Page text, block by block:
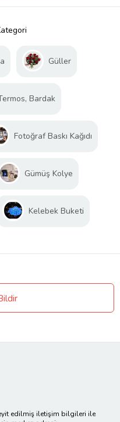
Güller
Bardak
Fotoğraf Baskı Kağıdı
Gümüş Kolye
Kelebek Buketi
edilmiş iletişim bilgileri ile